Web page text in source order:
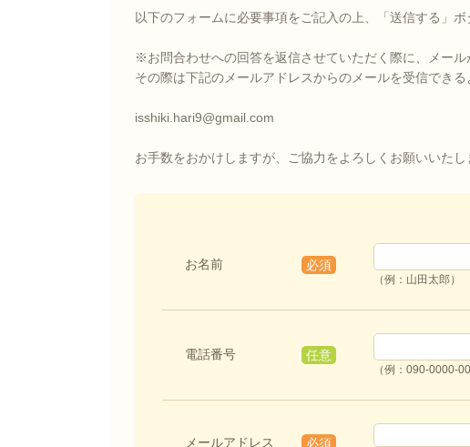
以下のフォームに必要事項をご記入の上、「送信する」ボ
※お問合わせへの回答を返信させていただく際に、メール
その際は下記のメールアドレスからのメールを受信でき
isshiki.hari9@gmail.com
お手数をおかけしますが、ご協力をよろしくお願いいたし
お名前 必須
（例：山田太郎）
電話番号 任意
（例：090-0000-
メールアドレス 必須